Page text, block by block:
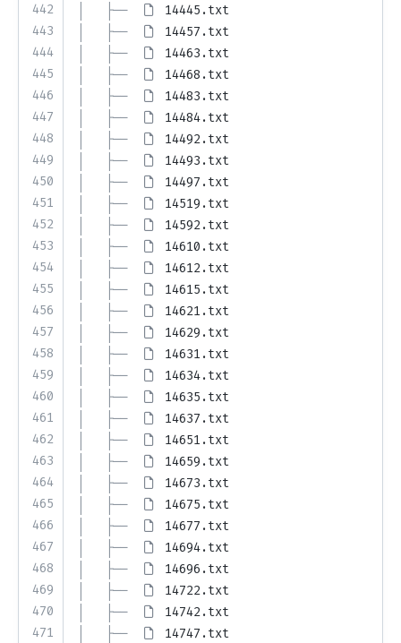
442
443
444
445
446
447
448
449
450
451
452
453
454
455
456
457
458
459
460
461
462
463
464
465
466
467
468
469
470
471
│   ├──
14445.txt
│   ├──
14457.txt
│   ├──
14463.txt
│   ├──
14468.txt
│   ├──
14483.txt
│   ├──
14484.txt
│   ├──
14492.txt
│   ├──
14493.txt
│   ├──
14497.txt
│   ├──
14519.txt
│   ├──
14592.txt
│   ├──
14610.txt
│   ├──
14612.txt
│   ├──
14615.txt
│   ├──
14621.txt
│   ├──
14629.txt
│   ├──
14631.txt
│   ├──
14634.txt
│   ├──
14635.txt
│   ├──
14637.txt
│   ├──
14651.txt
│   ├──
14659.txt
│   ├──
14673.txt
│   ├──
14675.txt
│   ├──
14677.txt
│   ├──
14694.txt
│   ├──
14696.txt
│   ├──
14722.txt
│   ├──
14742.txt
│   ├──
14747.txt